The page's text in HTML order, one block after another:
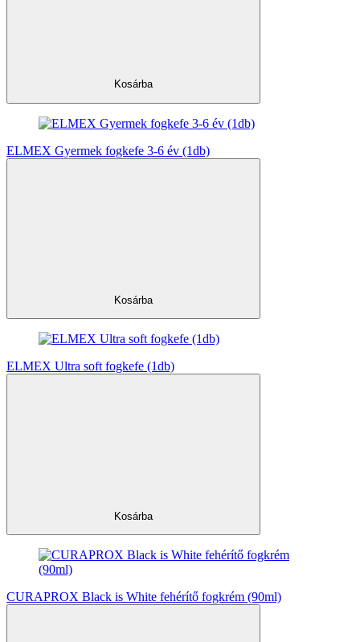
Kosárba
ELMEX Gyermek fogkefe 3-6 év (1db)
Kosárba
ELMEX Ultra soft fogkefe (1db)
Kosárba
CURAPROX Black is White fehérítő fogkrém (90ml)